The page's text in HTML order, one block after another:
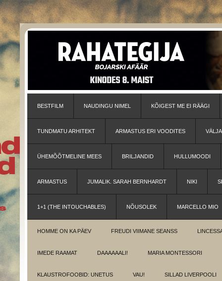
BESTFILM NAUDINGU NIMEL KÕIGEST ME EI RÄÄGI
TUNDMATU ARHITEKT ARMASTUS ERI VOODITES
ÜHEMÕÕTMELINE MEES BRILJANDID HULLUMOODI
ARMASTUS JUMALIK. SARAH BERNHARDT NIKI
1+1 (THE INTOUCHABLES) NÕUSOLEK MARCELLO MIO
HOMME ON KA PÄEV FREUDI VIIMANE SEANSS
IMEDE RAAMAT DAAAAAALI! MARIA MONTESSORI
KLAUSTROFOOBID: UNETUS VAU! SILLAD LIVERPOOLI